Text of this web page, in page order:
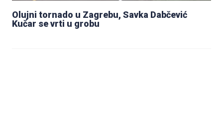
Olujni tornado u Zagrebu, Savka Dabčević
Kučar se vrti u grobu